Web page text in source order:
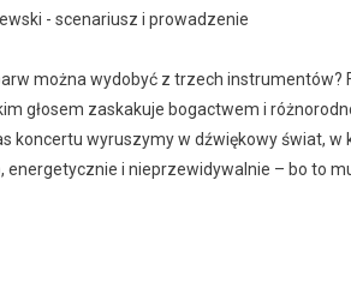
- scenariusz i prowadzenie
można wydobyć z trzech instrumentów?
głosem zaskakuje bogactwem i
koncertu wyruszymy w dźwiękowy świat,
energetycznie i nieprzewidywalnie – bo to